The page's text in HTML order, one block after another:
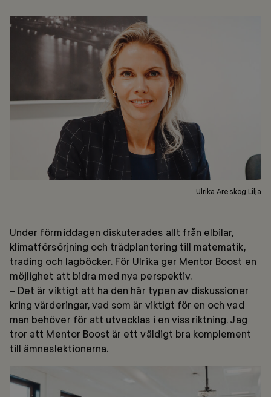
Ulrika Areskog Lilja
Under förmiddagen diskuterades allt från elbilar,
klimatförsörjning och trädplantering till matematik,
trading och lagböcker. För Ulrika ger Mentor Boost en
möjlighet att bidra med nya perspektiv.
– Det är viktigt att ha den här typen av diskussioner
kring värderingar, vad som är viktigt för en och vad
man behöver för att utvecklas i en viss riktning. Jag
tror att Mentor Boost är ett väldigt bra komplement
till ämneslektionerna.